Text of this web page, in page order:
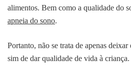
alimentos. Bem como a qualidade do
apneia do sono.
Portanto, não se trata de apenas
sim de dar qualidade de vida à criança.